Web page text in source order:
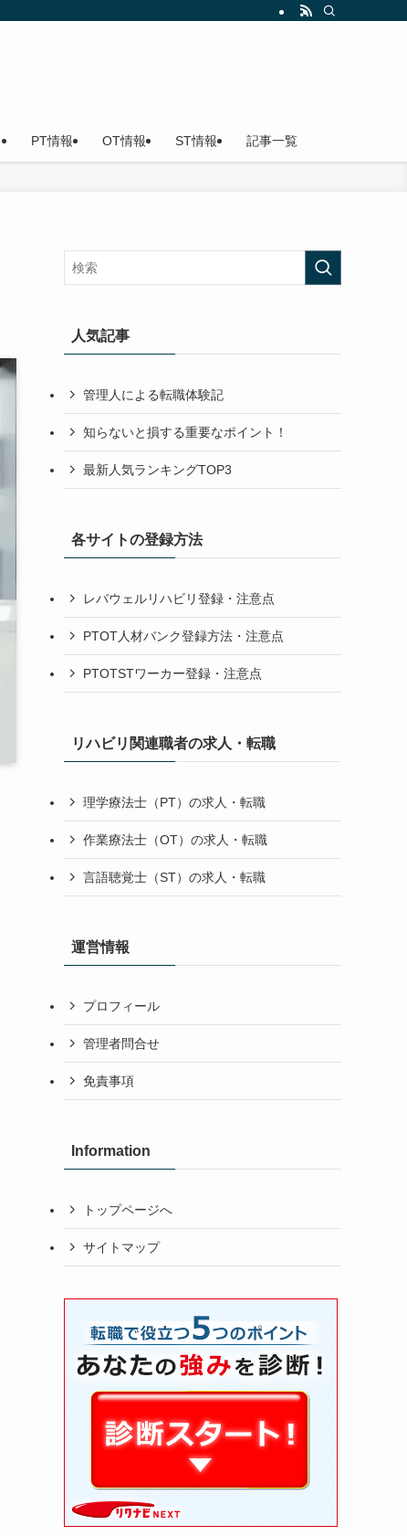
PT情報 OT情報 ST情報 記事一覧
人気記事
管理人による転職体験記
知らないと損する重要なポイント！
最新人気ランキングTOP3
各サイトの登録方法
レバウェルリハビリ登録・注意点
PTOT人材バンク登録方法・注意点
PTOTSTワーカー登録・注意点
リハビリ関連職者の求人・転職
理学療法士（PT）の求人・転職
作業療法士（OT）の求人・転職
言語聴覚士（ST）の求人・転職
運営情報
プロフィール
管理者問合せ
免責事項
Information
トップページへ
サイトマップ